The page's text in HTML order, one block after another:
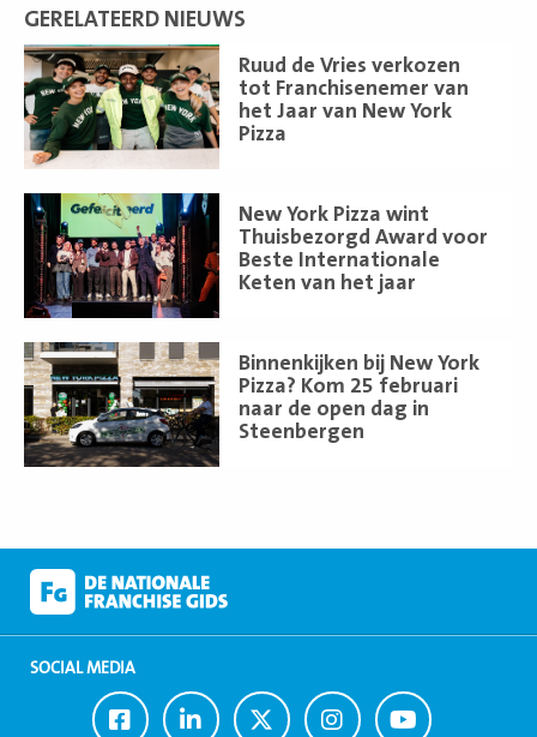
GERELATEERD NIEUWS
Ruud de Vries verkozen
tot Franchisenemer van
het Jaar van New York
Pizza
Lees
meer
New York Pizza wint
Thuisbezorgd Award voor
Beste Internationale
Keten van het jaar
Lees
meer
Binnenkijken bij New York
Pizza? Kom 25 februari
naar de open dag in
Steenbergen
Lees
meer
SOCIAL MEDIA
Ga
Ga
Ga
Ga
Ga